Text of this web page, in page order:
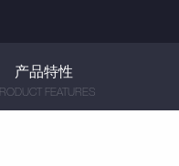
产品特性
FEATURES